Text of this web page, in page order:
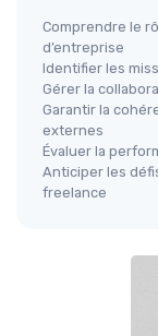
Comprendre le
d’entreprise
Identifier les
Gérer la
Garantir la
externes
Évaluer la
Anticiper les
freelance